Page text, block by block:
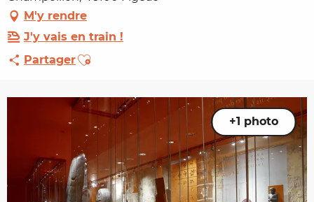
M'y rendre
J'y vais en train !
PartagerAjouter aux favoris
+1 photo